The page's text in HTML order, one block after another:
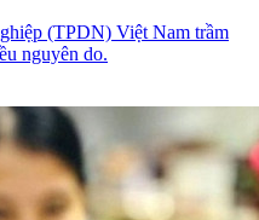
(TPDN) Việt Nam trầm
nguyên do.